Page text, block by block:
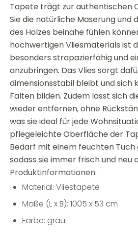
Tapete trägt zur authentischen
Sie die natürliche Maserung und
des Holzes beinahe fühlen
hochwertigen Vliesmaterials ist
besonders strapazierfähig und
anzubringen. Das Vlies sorgt
dimensionsstabil bleibt und sich
Falten bilden. Zudem lässt sich
wieder entfernen, ohne
was sie ideal für jede
pflegeleichte Oberfläche der
Bedarf mit einem feuchten
sodass sie immer frisch und neu
Produktinformationen:
Material: Vliestapete
Maße (L x B): 1005 x 53 cm
Farbe: grau